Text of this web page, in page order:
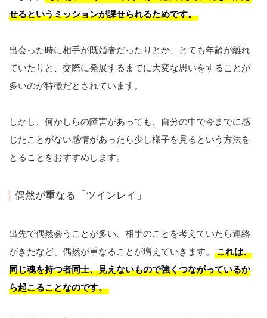
せるというミッションが課せられるためです。
出会った時に相手が既婚者だったりとか、とても年齢が離れ
ていたりと、交際に発展するまでに大変な思いをすることが
多いのが特徴だとされています。
しかし、何かしらの障害があっても、自分の中で今までに感
じたことがない感情があったら少し様子を見るという方法を
とることをおすすめします。
偶然が重なる「ツインレイ」
出先で偶然会うことが多い、相手のことを考えていたら連絡
がきたなど、偶然が重なることが増えていきます。
これは、
同じ魂を持つ者同士、見えないもので強くつながっているか
ら起こることなのです。